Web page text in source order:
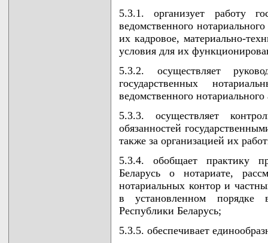
5.3.1. организует работу
ведомственного
их кадровое, материально-
условия для их
5.3.2. осуществляет
государственных
ведомственного
5.3.3. осуществляет
обязанностей
также за организацией их
5.3.4. обобщает практику
Беларусь о нотариате,
нотариальных контор и
в установленном
Республики Беларусь;
5.3.5. обеспечивает